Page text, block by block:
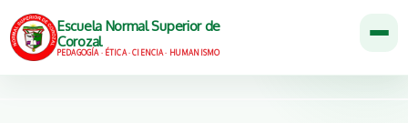
Escuela Normal Superior de
Corozal
PEDAGOGÍA · ÉTICA · CIENCIA · HUMANISMO